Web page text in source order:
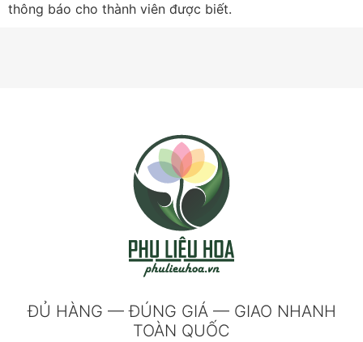
thông báo cho thành viên được biết.
ĐỦ HÀNG — ĐÚNG GIÁ — GIAO NHANH
TOÀN QUỐC